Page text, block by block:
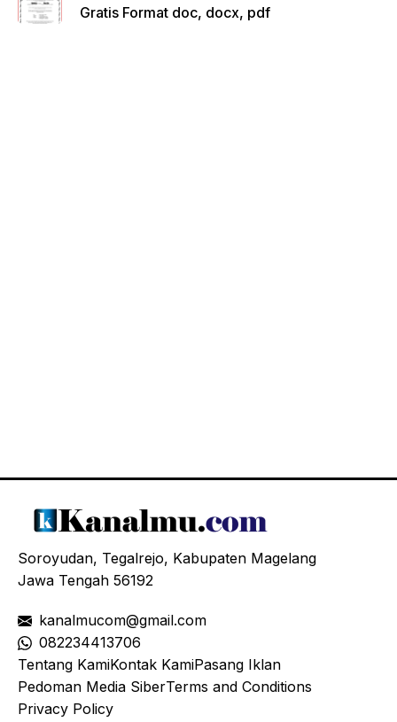
Gratis Format doc, docx, pdf
Soroyudan, Tegalrejo, Kabupaten Magelang
Jawa Tengah 56192
kanalmucom@gmail.com
082234413706
Tentang KamiKontak KamiPasang Iklan
Pedoman Media SiberTerms and Conditions
Privacy Policy